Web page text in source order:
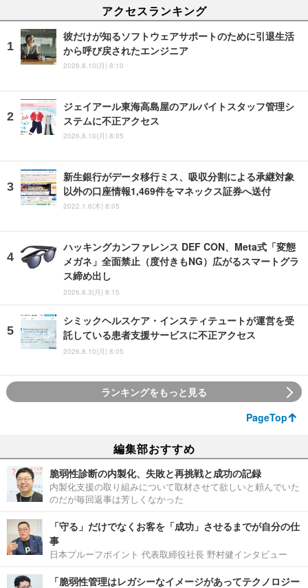
アクセスランキング
彼だけが知るソフトウェアサポートのために引退生活
から呼び戻されたエンジニア
2026.8.10(月) 8:10
ジェイアール東海高島屋のアルバイトスタッフ管理シ
ステムに不正アクセス
2026.8.10(月) 8:05
新生銀行がデータ移行ミス、吸収分割による承継対象
以外の口座情報1,469件をマネックス証券へ送付
2022.1.6(木) 8:05
ハッキングカンファレンス DEF CON、Meta式「変態
メガネ」全面禁止（度付きもNG）広がるスマートグラ
ス締め出し
2026.8.3(月) 8:15
シミックヘルスケア・インスティテュートが運営を受
託している患者支援サービスに不正アクセス
2026.8.10(月) 8:05
ランキングをもっと見る
PageTop
編集部おすすめ
脆弱性診断の内製化、失敗と再挑戦と成功の記録
内製化支援の取り組みについて取材させて欲しいと頼んでいた
のだが毎回返事は芳しくなかった
「守る」だけでなくお客を「成功」させるまでが自分の仕
事
日本プルーフポイント 代表取締役社長 野村健インタビュー
「脆弱性管理はレガシーなイメージがあってテクノロジー